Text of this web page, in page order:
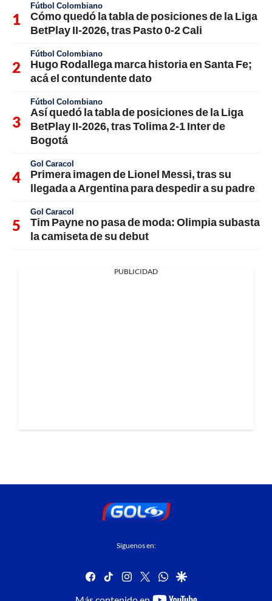
Fútbol Colombiano
Cómo quedó la tabla de posiciones de la Liga
BetPlay II-2026, tras Pasto 0-2 Cali
Fútbol Colombiano
Hugo Rodallega marca historia en Santa Fe;
acá el contundente dato
Fútbol Colombiano
Así quedó la tabla de posiciones de la Liga
BetPlay II-2026, tras Tolima 2-1 Inter de
Bogotá
Gol Caracol
Primera imagen de Lionel Messi, tras su
llegada a Argentina para despedir a su padre
Gol Caracol
Tim Payne no pasa de moda: Olimpia subasta
la camiseta de su debut
PUBLICIDAD
Síguenos en:
facebook
tiktok instagram
twitterwhatsapp
google